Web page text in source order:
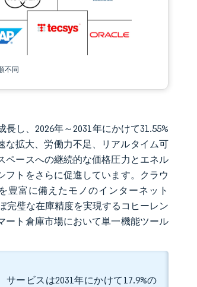
不同
し、2026年～2031年にかけて31.55%
な拡大、労働力不足、リアルタイム可
ペースへの継続的な価格圧力とエネル
トをさらに促進しています。クラウ
豊富に備えたモノのインターネット
完璧な在庫精度を実現するコヒーレン
ート倉庫市場において単一機能ツール
ービスは2031年にかけて17.9%の